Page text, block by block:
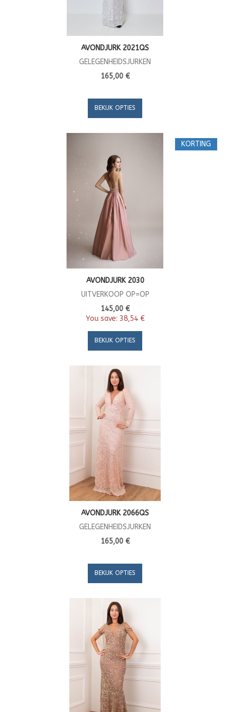
AVONDJURK 2021QS
GELEGENHEIDSJURKEN
165,00 €
BEKIJK OPTIES
KORTING
AVONDJURK 2030
UITVERKOOP OP=OP
145,00 €
You save: 38,54 €
BEKIJK OPTIES
AVONDJURK 2066QS
GELEGENHEIDSJURKEN
165,00 €
BEKIJK OPTIES